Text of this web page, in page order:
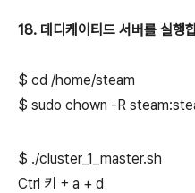
18. 데디케이티드 서버를 실행
$ cd /home/steam
$ sudo chown -R
$ ./cluster_1_master.sh
Ctrl 키 + a + d